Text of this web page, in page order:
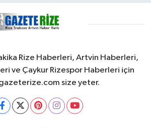
Rize Haberleri, Artvin Haberleri,
ve Çaykur Rizespor Haberleri için
size yeter.